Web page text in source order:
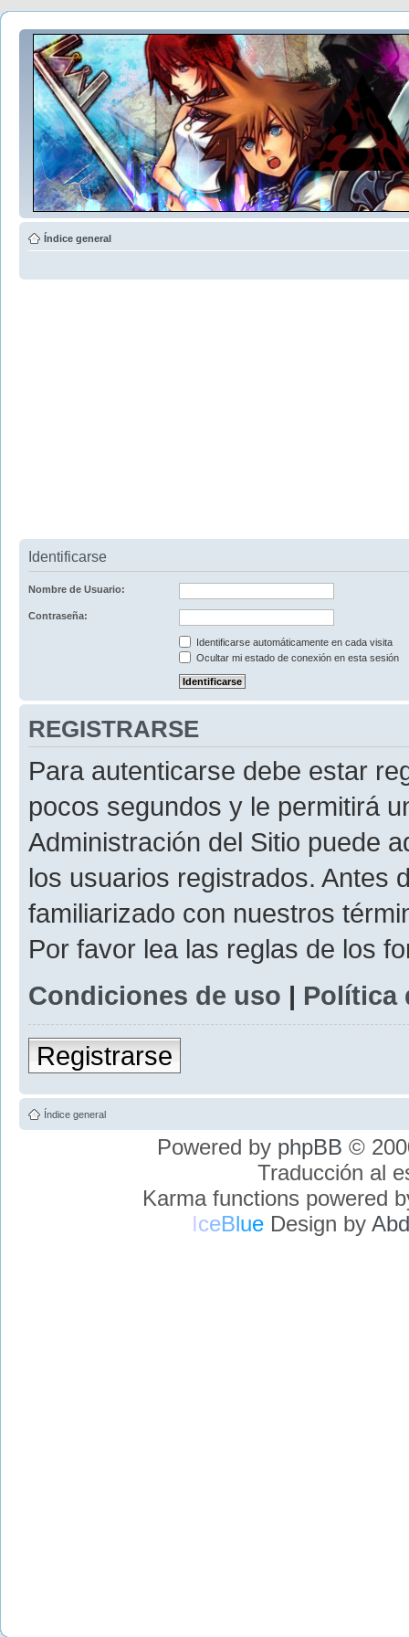
Índice general
Identificarse
Nombre de Usuario:
Contraseña:
Identificarse automáticamente en cada visita
Ocultar mi estado de conexión en esta sesión
REGISTRARSE
Para autenticarse debe estar
pocos segundos y le permitirá
Administración del Sitio puede
los usuarios registrados. Antes
familiarizado con nuestros
Por favor lea las reglas de los
Condiciones de uso | Política
Registrarse
Índice general
Powered by phpBB ©
Traducción al
Karma functions powered
IceBlueDesign by